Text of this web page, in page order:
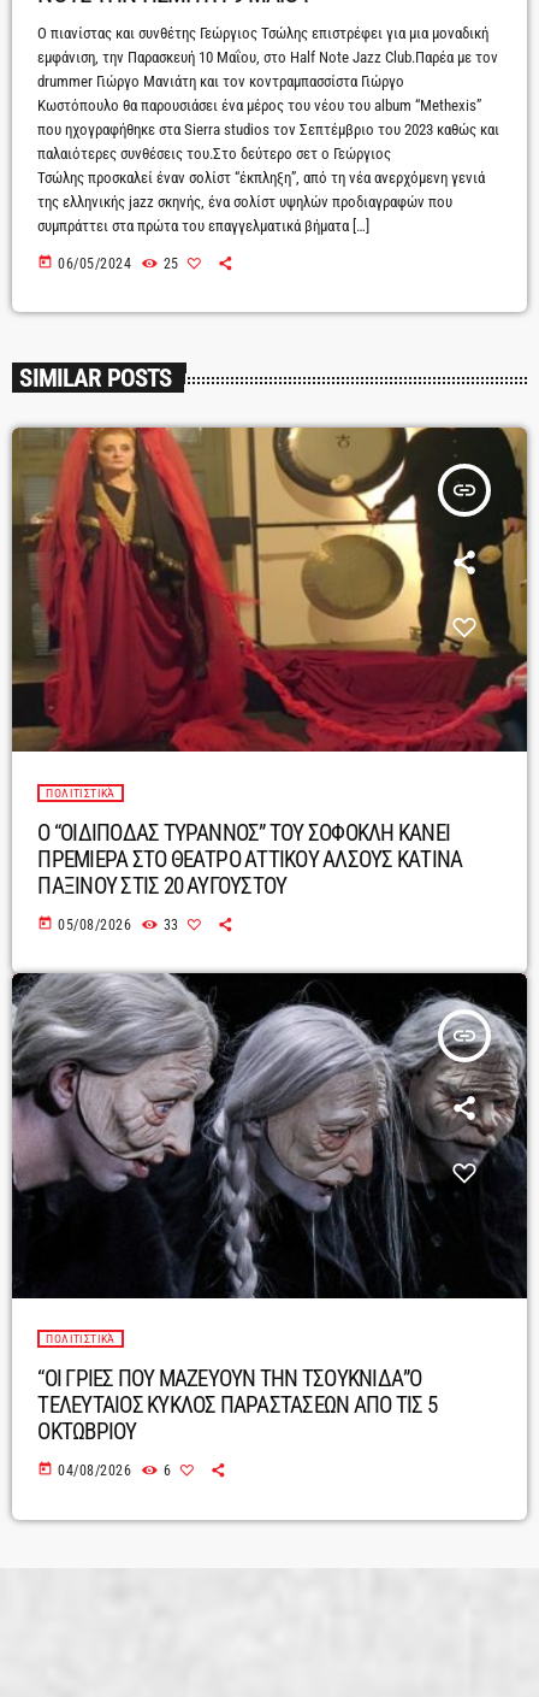
Ο πιανίστας και συνθέτης Γεώργιος Τσώλης επιστρέφει για μια μοναδική
εμφάνιση, την Παρασκευή 10 Μαΐου, στο Half Note Jazz Club.Παρέα με τον
drummer Γιώργο Μανιάτη και τον κοντραμπασσίστα Γιώργο
Κωστόπουλο θα παρουσιάσει ένα μέρος του νέου του album “Μethexis”
που ηχογραφήθηκε στα Sierra studios τον Σεπτέμβριο του 2023 καθώς και
παλαιότερες συνθέσεις του.Στο δεύτερο σετ ο Γεώργιος
Τσώλης προσκαλεί έναν σολίστ “έκπληξη”, από τη νέα ανερχόμενη γενιά
της ελληνικής jazz σκηνής, ένα σολίστ υψηλών προδιαγραφών που
συμπράττει στα πρώτα του επαγγελματικά βήματα […]
today 06/05/2024 25
SIMILAR POSTS
insert_link
ΠΟΛΙΤΙΣΤΙΚΆ
Ο “ΟΙΔΙΠΟΔΑΣ ΤΥΡΑΝΝΟΣ” ΤΟΥ ΣΟΦΟΚΛΗ ΚΑΝΕΙ
ΠΡΕΜΙΕΡΑ ΣΤΟ ΘΕΑΤΡΟ ΑΤΤΙΚΟΥ ΑΛΣΟΥΣ ΚΑΤΙΝΑ
ΠΑΞΙΝΟΥ ΣΤΙΣ 20 ΑΥΓΟΥΣΤΟΥ
today 05/08/2026 33
insert_link
ΠΟΛΙΤΙΣΤΙΚΆ
“ΟΙ ΓΡΙΕΣ ΠΟΥ ΜΑΖΕΥΟΥΝ ΤΗΝ ΤΣΟΥΚΝΙΔΑ”Ο
ΤΕΛΕΥΤΑΙΟΣ ΚΥΚΛΟΣ ΠΑΡΑΣΤΑΣΕΩΝ ΑΠΟ ΤΙΣ 5
ΟΚΤΩΒΡΙΟΥ
today 04/08/2026 6